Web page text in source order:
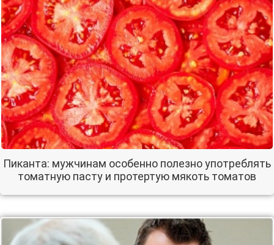
Пиканта: мужчинам особенно полезно употреблять
томатную пасту и протертую мякоть томатов